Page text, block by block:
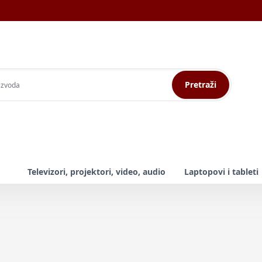
Pretraži
Televizori, projektori, video, audio Laptopovi i tableti